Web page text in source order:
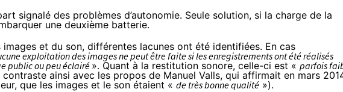
signalé des problèmes d’autonomie. Seule solution, si la charge de la
une deuxième batterie.
et du son, différentes lacunes ont été identifiées. En cas
exploitation des images ne peut être faite si les enregistrements ont été réalisés
public ou peu éclairé ». Quant à la restitution sonore, celle-ci est « parfois
ainsi avec les propos de Manuel Valls, qui affirmait en mars
que les images et le son étaient « de très bonne qualité »).